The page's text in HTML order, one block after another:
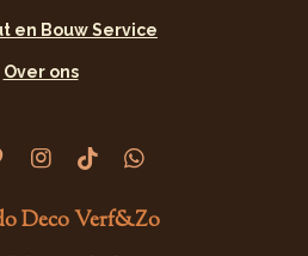
en Bouw Service
Over ons
I
s
t
T
k
T
W
a
t
Deco Verf&Zo